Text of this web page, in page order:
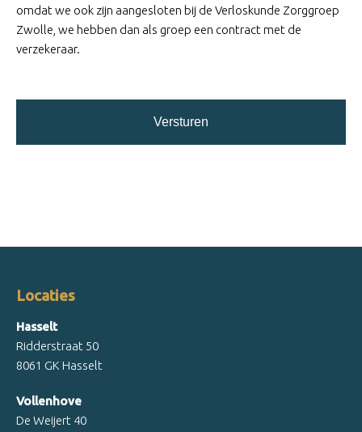
omdat we ook zijn aangesloten bij de Verloskunde Zorggroep
Zwolle, we hebben dan als groep een contract met de
verzekeraar.
Locaties
Hasselt
Ridderstraat 50
8061 GK Hasselt
Vollenhove
De Weijert 40